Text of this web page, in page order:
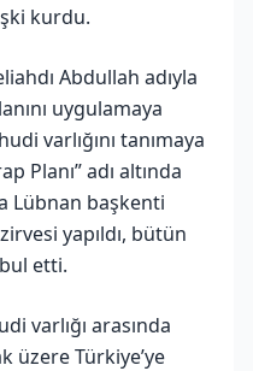
kurdu.
Abdullah adıyla
uygulamaya
varlığını tanımaya
Planı” adı altında
Lübnan başkenti
yapıldı, bütün
etti.
varlığı arasında
üzere Türkiye’ye